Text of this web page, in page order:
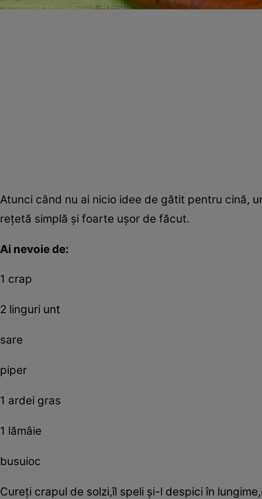
Atunci când nu ai nicio idee de gătit pentru cină,
reţetă simplă şi foarte uşor de făcut.
Ai nevoie de:
1 crap
2 linguri unt
sare
piper
1 ardei gras
1 lămâie
busuioc
Cureţi crapul de solzi,îl speli şi-l despici în